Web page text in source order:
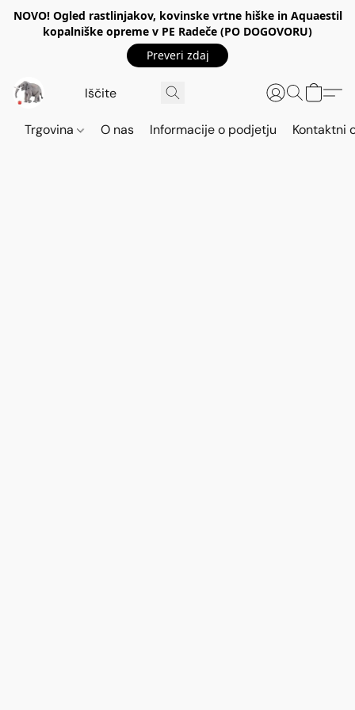
NOVO! Ogled rastlinjakov, kovinske vrtne hiške in Aquaestil
kopalniške opreme v PE Radeče (PO DOGOVORU)
Preveri zdaj
Trgovina O nas Informacije o podjetju Kontaktni